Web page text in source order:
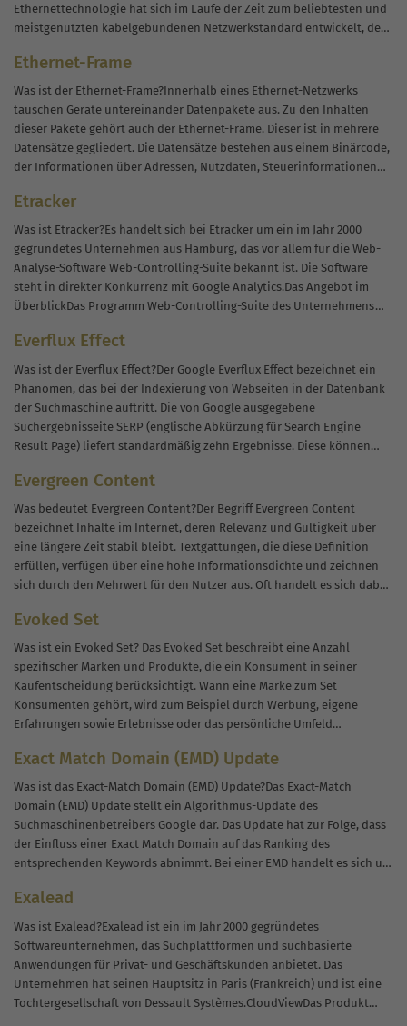
Ethernettechnologie hat sich im Laufe der Zeit zum beliebtesten und
meistgenutzten kabelgebundenen Netzwerkstandard entwickelt, der
wird.EntwicklungsgeschichteDer Begriff Ethernet...
Ethernet-Frame
Was ist der Ethernet-Frame?Innerhalb eines Ethernet-Netzwerks
tauschen Geräte untereinander Datenpakete aus. Zu den Inhalten
dieser Pakete gehört auch der Ethernet-Frame. Dieser ist in mehrere
Datensätze gegliedert. Die Datensätze bestehen aus einem Binärcode,
der Informationen über Adressen, Nutzdaten, Steuerinformationen
Ethernet-Frame...
Etracker
Was ist Etracker?Es handelt sich bei Etracker um ein im Jahr 2000
gegründetes Unternehmen aus Hamburg, das vor allem für die Web-
Analyse-Software Web-Controlling-Suite bekannt ist. Die Software
steht in direkter Konkurrenz mit Google Analytics.Das Angebot im
ÜberblickDas Programm Web-Controlling-Suite des Unternehmens
Everflux Effect
Was ist der Everflux Effect?Der Google Everflux Effect bezeichnet ein
Phänomen, das bei der Indexierung von Webseiten in der Datenbank
der Suchmaschine auftritt. Die von Google ausgegebene
Suchergebnisseite SERP (englische Abkürzung für Search Engine
Result Page) liefert standardmäßig zehn Ergebnisse. Diese können
Evergreen Content
Was bedeutet Evergreen Content?Der Begriff Evergreen Content
bezeichnet Inhalte im Internet, deren Relevanz und Gültigkeit über
eine längere Zeit stabil bleibt. Textgattungen, die diese Definition
erfüllen, verfügen über eine hohe Informationsdichte und zeichnen
sich durch den Mehrwert für den Nutzer aus. Oft handelt es sich dabei
Evoked Set
Was ist ein Evoked Set? Das Evoked Set beschreibt eine Anzahl
spezifischer Marken und Produkte, die ein Konsument in seiner
Kaufentscheidung berücksichtigt. Wann eine Marke zum Set
Konsumenten gehört, wird zum Beispiel durch Werbung, eigene
Erfahrungen sowie Erlebnisse oder das persönliche Umfeld
Exact Match Domain (EMD) Update
Was ist das Exact-Match Domain (EMD) Update?Das Exact-Match
Domain (EMD) Update stellt ein Algorithmus-Update des
Suchmaschinenbetreibers Google dar. Das Update hat zur Folge, dass
der Einfluss einer Exact Match Domain auf das Ranking des
entsprechenden Keywords abnimmt. Bei einer EMD handelt es sich um
Exalead
Was ist Exalead?Exalead ist ein im Jahr 2000 gegründetes
Softwareunternehmen, das Suchplattformen und suchbasierte
Anwendungen für Privat- und Geschäftskunden anbietet. Das
Unternehmen hat seinen Hauptsitz in Paris (Frankreich) und ist eine
Tochtergesellschaft von Dessault Systèmes.CloudViewDas Produkt